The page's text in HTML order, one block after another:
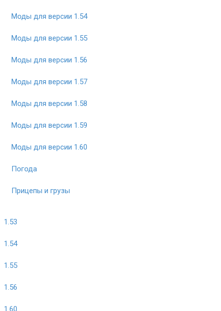
Моды для версии 1.54
Моды для версии 1.55
Моды для версии 1.56
Моды для версии 1.57
Моды для версии 1.58
Моды для версии 1.59
Моды для версии 1.60
Погода
Прицепы и грузы
1.53
1.54
1.55
1.56
1.60